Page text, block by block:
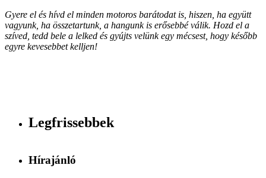
Gyere el és hívd el minden motoros barátodat is, hiszen, ha együtt
vagyunk, ha összetartunk, a hangunk is erősebbé válik. Hozd el a
szíved, tedd bele a lelked és gyújts velünk egy mécsest, hogy később
egyre kevesebbet kelljen!
Legfrissebbek
Hírajánló